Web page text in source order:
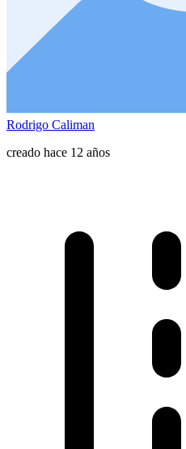
Rodrigo Caliman
creado hace 12 años